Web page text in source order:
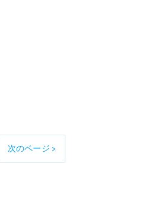
次のページ >